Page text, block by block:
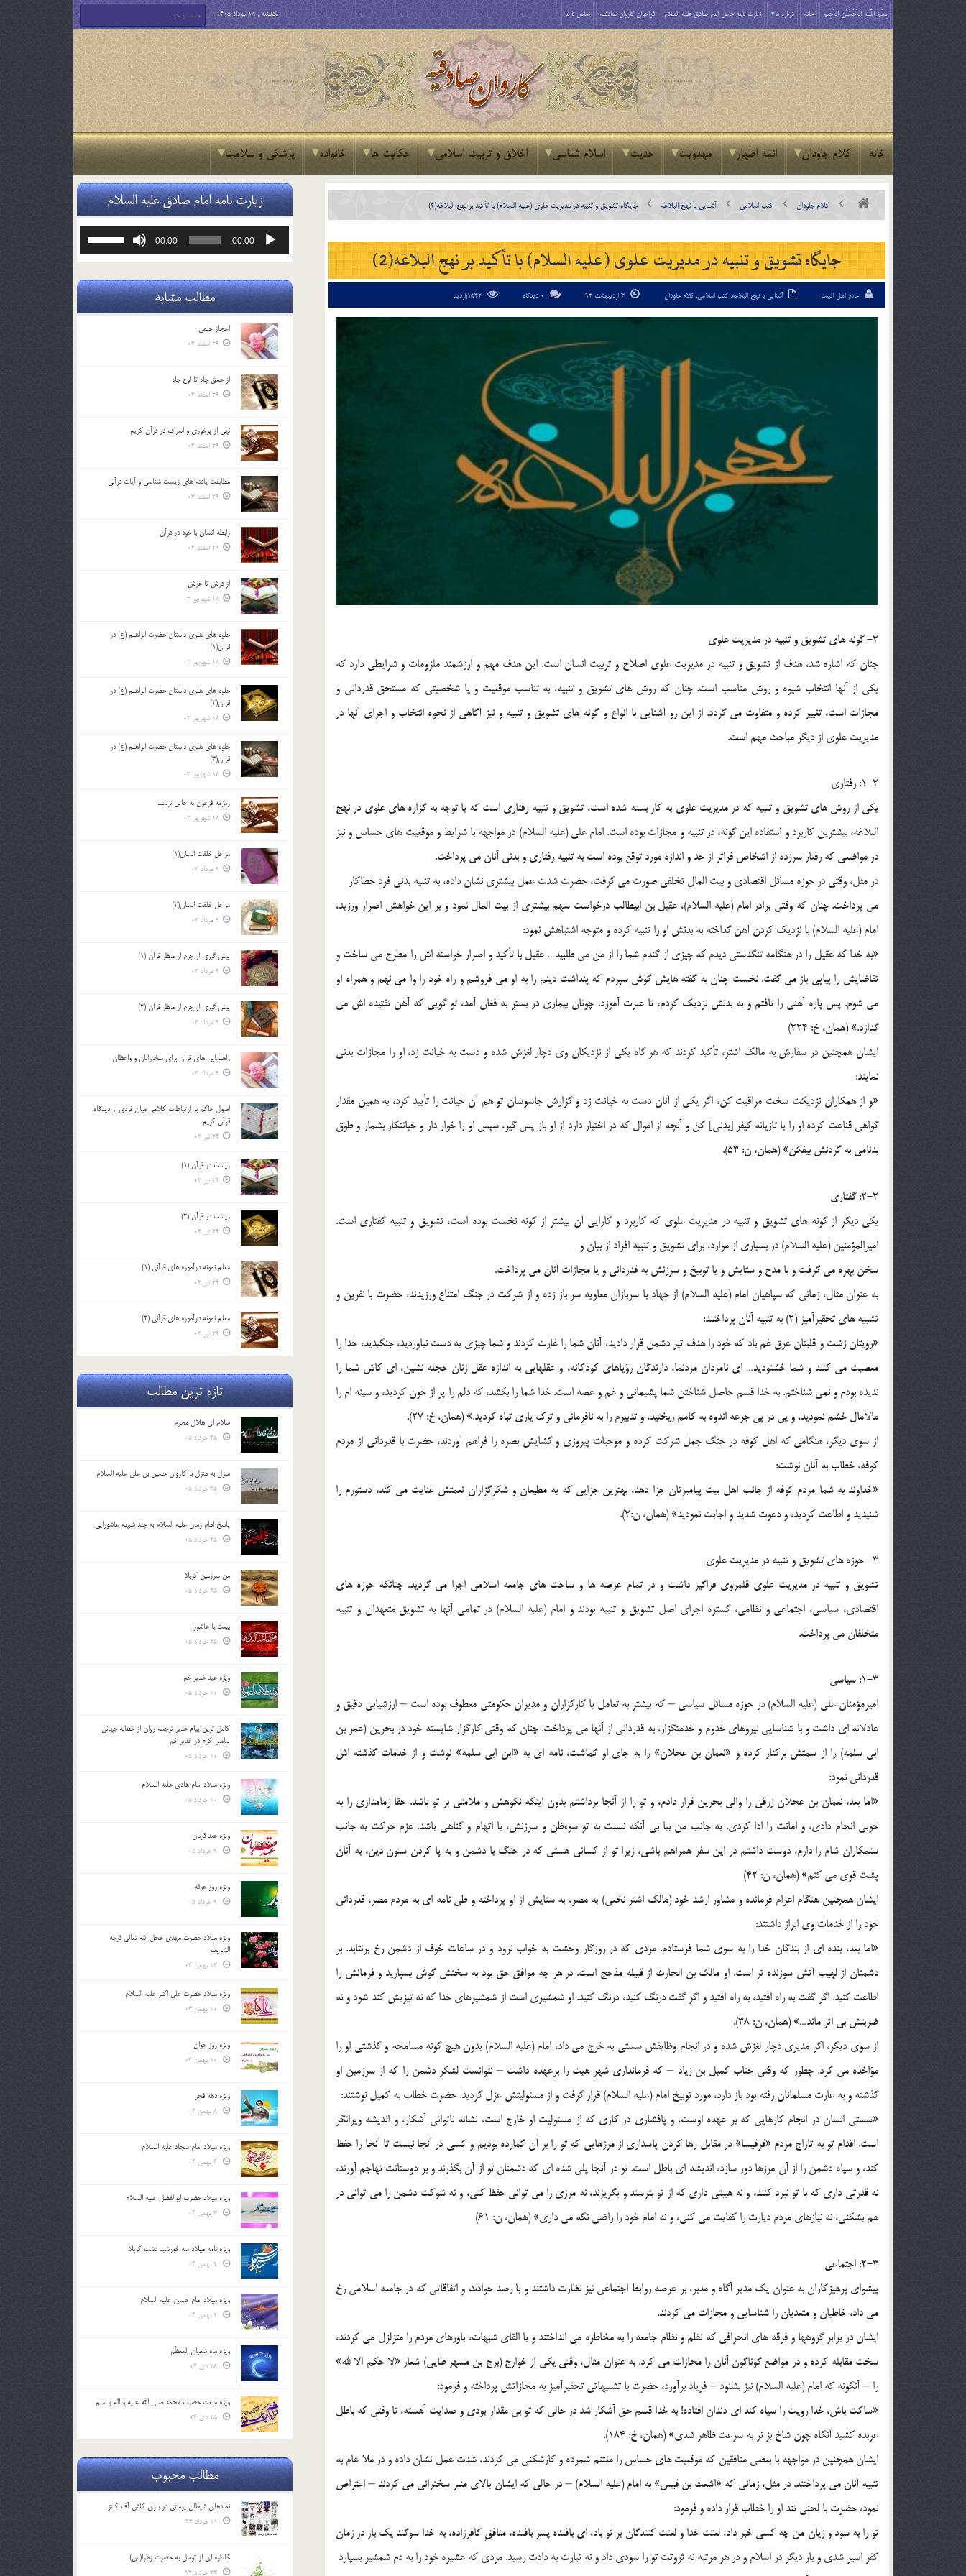
بِسْمِ اللَّـهِ الرَّحْمَـٰنِ الرَّحِيمِ خانه درباره ما زیارت نامه خاص امام صادق علیه السلام فراخوان کاروان صادقیه تماس با ما یکشنبه , 18 مرداد 1405
خانه کلام جاودان ائمه اطهار مهدویت حدیث اسلام شناسی اخلاق و تربیت اسلامی حکایت ها خانواده پزشکی و سلامت
کلام جاودان کتب اسلامی آشنایی با نهج البلاغه جایگاه تشویق و تنبیه در مدیریت علوی (علیه السلام) با تأکید بر نهج البلاغه(2)
جایگاه تشویق و تنبیه در مدیریت علوی (علیه السلام) با تأکید بر نهج البلاغه(2)
خادم اهل البیت آشنایی با نهج البلاغه,کتب اسلامی,کلام جاودان 0 دیدگاه
2- گونه های تشویق و تنبیه در مدیریت علوی
چنان که اشاره شد، هدف از تشویق و تنبیه در مدیریت علوی اصلاح و تربیت انسان است. این هدف مهم و ارزشمند ملزومات و شرایطی دارد که
یکی از آنها انتخاب شیوه و روش مناسب است. چنان که روش های تشویق و تنبیه، به تناسب موقعیت و یا شخصیتی که مستحق قدردانی و
مجازات است، تغییر کرده و متفاوت می گردد. از این رو آشنایی با انواع و گونه های تشویق و تنبیه و نیز آگاهی از نحوه انتخاب و اجرای آنها در
مدیریت علوی از دیگر مباحث مهم است.
1-2: رفتاری
یکی از روش های تشویق و تنبیه که در مدیریت علوی به کار بسته شده است، تشویق و تنبیه رفتاری است که با توجه به گزاره های علوی در نهج
البلاغه، بیشترین کاربرد و استفاده این گونه، در تنبیه و مجازات بوده است. امام علی (علیه السلام) در مواجهه با شرایط و موقعیت های حساس و نیز
در مواضعی که رفتار سرزده از اشخاص فراتر از حد و اندازه مورد توقع بوده است به تنبیه رفتاری و بدنی آنان می پرداخت.
در مثل، وقتی در حوزه مسائل اقتصادی و بیت المال تخلفی صورت می گرفت، حضرت شدت عمل بیشتری نشان داده، به تنبیه بدنی فرد خطاکار
می پرداخت. چنان که وقتی برادر امام (علیه السلام)، عقیل بن ابیطالب درخواست سهم بیشتری از بیت المال نمود و بر این خواهش اصرار ورزید،
امام (علیه السلام) با نزدیک کردن آهن گداخته به بدنش او را تنبیه کرده و متوجه اشتباهش نمود:
«به خدا که عقیل را در هنگامه تنگدستی دیدم که چیزی از گندم شما را از من می طلبید… عقیل با تأکید و اصرار خواسته اش را مطرح می ساخت و
تقاضایش را پیاپی باز می گفت. نخست چنان به گفته هایش گوش سپردم که پنداشت دینم را به او می فروشم و راه خود را وا می نهم و همراه او
می شوم. پس پاره آهنی را تافتم و به بدنش نزدیک کردم، تا عبرت آموزد. چونان بیماری در بستر به فغان آمد، تو گویی که آهن تفتیده اش می
گدازد.» (همان، خ: 224)
ایشان همچنین در سفارش به مالک اشتر، تأکید کردند که هر گاه یکی از نزدیکان وی دچار لغزش شده و دست به خیانت زد، او را مجازات بدنی
نمایند:
«و از همکاران نزدیکت سخت مراقبت کن، اگر یکی از آنان دست به خیانت زد و گزارش جاسوسان تو هم آن خیانت را تأیید کرد، به همین مقدار
گواهی قناعت کرده او را با تازیانه کیفر [بدنی] کن و آنچه از اموال که در اختیار دارد از او باز پس گیر، سپس او را خوار دار و خیانتکار بشمار و طوق
بدنامی به گردنش بیفکن» (همان، ن: 53).
2-2: گفتاری
یکی دیگر از گونه های تشویق و تنبیه در مدیریت علوی که کاربرد و کارایی آن بیشتر از گونه نخست بوده است، تشویق و تنبیه گفتاری است.
امیرالمؤمنین (علیه السلام) در بسیاری از موارد، برای تشویق و تنبیه افراد از بیان و
سخن بهره می گرفت و با مدح و ستایش و یا توبیخ و سرزنش به قدردانی و یا مجازات آنان می پرداخت.
به عنوان مثال، زمانی که سپاهیان امام (علیه السلام) از جهاد با سربازان معاویه سر باز زده و از شرکت در جنگ امتناع ورزیدند، حضرت با نفرین و
تشبیه های تحقیرآمیز (2) به تنبیه آنان پرداختند:
«رویتان زشت و قلبتان غرق غم باد که خود را هدف تیر دشمن قرار دادید، آنان شما را غارت کردند و شما چیزی به دست نیاوردید، جنگیدید، خدا را
معصیت می کنند و شما خشنودید… ای نامردان مردنما، دارندگان رؤیاهای کودکانه، و عقلهایی به اندازه عقل زنان حجله نشین، ای کاش شما را
ندیده بودم و نمی شناختم. به خدا قسم حاصل شناختن شما پشیمانی و غم و غصه است. خدا شما را بکشد، که دلم را پر از خون کردید، و سینه ام را
مالامال خشم نمودید، و پی در پی جرعه اندوه به کامم ریختید، و تدبیرم را به نافرمانی و ترک یاری تباه کردید.» (همان، خ: 27).
از سوی دیگر، هنگامی که اهل کوفه در جنگ جمل شرکت کرده و موجبات پیروزی و گشایش بصره را فراهم آوردند، حضرت با قدردانی از مردم
کوفه، خطاب به آنان نوشت:
«خداوند به شما مردم کوفه از جانب اهل بیت پیامبرتان جزا دهد، بهترین جزایی که به مطیعان و شکرگزاران نعمتش عنایت می کند، دستورم را
شنیدید و اطاعت کردید، و دعوت شدید و اجابت نمودید» (همان، ن:2).
3- حوزه های تشویق و تنبیه در مدیریت علوی
تشویق و تنبیه در مدیریت علوی قلمروی فراگیر داشت و در تمام عرصه ها و ساحت های جامعه اسلامی اجرا می گردید. چنانکه حوزه های
اقتصادی، سیاسی، اجتماعی و نظامی، گستره اجرای اصل تشویق و تنبیه بودند و امام (علیه السلام) در تمامی آنها به تشویق متعهدان و تنبیه
متخلفان می پرداخت.
1-3: سیاسی
امیرمؤمنان علی (علیه السلام) در حوزه مسائل سیاسی – که بیشتر به تعامل با کارگزاران و مدیران حکومتی معطوف بوده است – ارزشیابی دقیق و
عادلانه ای داشت و با شناسایی نیروهای خدوم و خدمتگزار، به قدردانی از آنها می پرداخت. چنان که وقتی کارگزار شایسته خود در بحرین (عمر بن
ابی سلمه) را از سمتش برکنار کرده و «نعمان بن عجلان» را به جای او گماشت، نامه ای به «ابن ابی سلمه» نوشت و از خدمات گذشته اش
قدردانی نمود:
«اما بعد، نعمان بن عجلان زرقی را والی بحرین قرار دادم، و تو را از آنجا برداشتم بدون اینکه نکوهش و ملامتی بر تو باشد. حقا زمامداری را به
خوبی انجام دادی، و امانت را ادا کردی. به جانب من بیا بی آنکه نسبت به تو سوءظن و سرزنش، یا اتهام و گناهی باشد. عزم حرکت به جانب
ستمکاران شام را دارم، دوست داشتم در این سفر همراهم باشی، زیرا تو از کسانی هستی که در جنگ با دشمن و به پا کردن ستون دین، به آنان
پشت قوی می کنم» (همان، ن: 42)
ایشان همچنین هنگام اعزام فرمانده و مشاور ارشد خود (مالک اشتر نخعی) به مصر، به ستایش از او پرداخته و طی نامه ای به مردم مصر، قدردانی
خود را از خدمات وی ابراز داشتند:
«اما بعد، بنده ای از بندگان خدا را به سوی شما فرستادم. مردی که در روزگار وحشت به خواب نرود و در ساعات خوف از دشمن رخ برنتابد. بر
دشمنان از لهیب آتش سوزنده تر است. او مالک بن الحارث از قبیله مذحج است. در هر چه موافق حق بود به سخنش گوش بسپارید و فرمانش را
اطاعت کنید. اگر گفت به راه افتید، به راه افتید و اگر گفت درنگ کنید، درنگ کنید. او شمشیری است از شمشیرهای خدا که نه تیزیش کند شود و نه
ضربتش بی اثر ماند…» (همان، ن: 38).
از سوی دیگر، اگر مدیری دچار لغزش شده و در انجام وظایفش سستی به خرج می داد، امام (علیه السلام) بدون هیچ گونه مسامحه و گذشتی او را
مؤاخذه می کرد. چطور که وقتی جناب کمیل بن زیاد – که فرمانداری شهر هیت را برعهده داشت – نتوانست لشکر دشمن را که از سرزمین او
گذشته و به غارت مسلمانان رفته بود باز دارد، مورد توبیخ امام (علیه السلام) قرار گرفت و از مسئولیتش عزل گردید. حضرت خطاب به کمیل نوشتند:
«سستی انسان در انجام کارهایی که بر عهده اوست، و پافشاری در کاری که از مسئولیت او خارج است، نشانه ناتوانی آشکار، و اندیشه ویرانگر
است. اقدام تو به تاراج مردم «قرقیسا» در مقابل رها کردن پاسداری از مرزهایی که تو را بر آن گمارده بودیم و کسی در آنجا نیست تا آنجا را حفظ
کند، و سپاه دشمن را از آن مرزها دور سازد، اندیشه ای باطل است. تو در آنجا پلی شده ای که دشمنان تو از آن بگذرند و بر دوستانت تهاجم آورند،
نه قدرتی داری که با تو نبرد کنند، و نه هیبتی داری که از تو بترسند و بگریزند، نه مرزی را می توانی حفظ کنی، و نه شوکت دشمن را می توانی در
هم بشکنی، نه نیازهای مردم دیارت را کفایت می کنی، و نه امام خود را راضی نگه می داری» (همان، ن: 61)
2-3: اجتماعی
پیشوای پرهیزکاران به عنوان یک مدیر آگاه و مدبر، بر عرصه روابط اجتماعی نیز نظارت داشتند و با رصد حوادث و اتفاقاتی که در جامعه اسلامی رخ
می داد، خاطیان و متعدیان را شناسایی و مجازات می کردند.
ایشان در برابر گروهها و فرقه های انحرافی که نظم و نظام جامعه را به مخاطره می انداختند و با القای شبهات، باورهای مردم را متزلزل می کردند،
سخت مقابله کرده و در مواضع گوناگون آنان را مجازات می کرد. به عنوان مثال، وقتی یکی از خوارج (برج بن مسهر طایی) شعار «لا حکم الا لله»
را – آنگونه که امام (علیه السلام) نیز بشنود – فریاد برآورد، حضرت با تشبیهاتی تحقیرآمیز به مجازاتش پرداخته و فرمود:
«ساکت باش، خدا رویت را سیاه کند ای دندان افتاده! به خدا قسم حق آشکار شد در حالی که تو بی مقدار بودی و صدایت آهسته، تا وقتی که باطل
عربده کشید آنگاه چون شاخ بز نر به سرعت ظاهر شدی» (همان، خ: 184).
ایشان همچنین در مواجهه با بعضی منافقین که موقعیت های حساس را مغتنم شمرده و کارشکنی می کردند، شدت عمل نشان داده و در ملا عام به
تنبیه آنان می پرداختند. در مثل، زمانی که «اشعث بن قیس» به امام (علیه السلام) – در حالی که ایشان بالای منبر سخنرانی می کردند – اعتراض
نمود، حضرت با لحنی تند او را خطاب قرار داده و فرمود:
تو را به سود و زیان من چه کسی خبر داد، لعنت خدا و لعنت کنندگان بر تو باد، ای بافنده پسر بافنده، منافقِ کافرزاده، به خدا سوگند یک بار در زمان
کفر اسیر شدی و بار دیگر در اسلام و در هر مرتبه نه ثروتت تو را سودی داد و نه تبارت به دادت رسید. مردی که عشیره خود را به دم شمشیر بسپارد
زیارت نامه امام صادق علیه السلام
پخش‌کننده
00:00
00:00
یا
صدا
کلیدهای
مطالب مشابه
اعجاز علمی
29 اسفند 03
از عمق چاه تا اوج جاه
29 اسفند 03
نهي از پرخوري و اسراف در قرآن کريم
29 اسفند 03
مطابقت یافته های زیست شناسی و آیات قرآنی
29 اسفند 03
رابطه انسان با خود در قرآن
29 اسفند 03
از فرش تا عرش
18 شهریور 03
جلوه هاي هنري داستان حضرت ابراهيم (ع) در
قرآن(1)
18 شهریور 03
جلوه هاي هنري داستان حضرت ابراهيم (ع) در
قرآن(2)
18 شهریور 03
جلوه هاي هنري داستان حضرت ابراهيم (ع) در
قرآن(3)
18 شهریور 03
زمزمه فرعون به جايي نرسيد
18 شهریور 03
مراحل خلقت انسان(1)
9 مرداد 03
مراحل خلقت انسان(2)
9 مرداد 03
پيش گيري از جرم از منظر قرآن (1)
9 مرداد 03
پيش گيري از جرم از منظر قرآن (2)
9 مرداد 03
راهنمایی های قرآن برای سخنرانان و واعظان
9 مرداد 03
اصول حاكم بر ارتباطات كلامى ميان فردى از ديدگاه
قرآن كريم
24 تیر 03
زیست در قرآن (1)
24 تیر 03
زیست در قرآن (2)
24 تیر 03
معلم نمونه درآموزه هاي قرآني (1)
24 تیر 03
معلم نمونه درآموزه هاي قرآني (2)
24 تیر 03
تازه ترین مطالب
سلام ای هلال محرم
منزل به منزل با کاروان حسین بن علی علیه السلام
پاسخ امام زمان علیه السلام به چند شبهه عاشورایی
من سرزمین کربلا
بیعت با عاشورا
ویژه عید غدیر خم
کامل ترین پیام غدیر ترجمه روان از خطابه جهانی
پیامبر اکرم در غدیر خم
ویژه میلاد امام هادی علیه السلام
ویژه عید قربان
ویژه روز عرفه
ویژه میلاد حضرت مهدی عجل الله تعالی فرجه
الشريف
ویژه میلاد حضرت علی اکبر علیه السلام
ویژه روز جوان
ویژه دهه فجر
ویژه میلاد امام سجاد علیه السلام
ویژه میلاد حضرت ابوالفضل علیه السلام
ویژه نامه میلاد سه خورشید دشت کربلا
ویژه میلاد امام حسین علیه السلام
ویژه ماه شعبان المعظّم
ویژه مبعث حضرت محمد صلی الله علیه و اله و سلم
مطالب محبوب
نمادهای شیطان پرستی در بازی کلش آف کلنز
خاطره ای از توسل به حضرت زهرا(س)